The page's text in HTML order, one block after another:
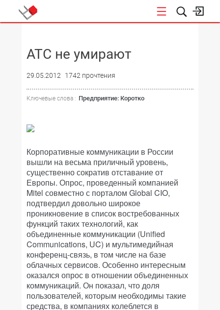
АТС не умирают
29.05.2012 1742 прочтения
Ключевые слова : Предприятие: Коротко
Корпоративные коммуникации в России
вышли на весьма приличный уровень,
существенно сократив отставание от
Европы. Опрос, проведенный компанией
Mitel совместно с порталом Global CIO,
подтвердил довольно широкое
проникновение в список востребованных
функций таких технологий, как
объединенные коммуникации (Unified
Communications, UC) и мультимедийная
конференц-связь, в том числе на базе
облачных сервисов. Особенно интересным
оказался опрос в отношении объединенных
коммуникаций. Он показал, что доля
пользователей, которым необходимы такие
средства, в компаниях колеблется в